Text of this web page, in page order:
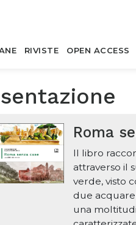
RIVISTE OPEN ACCESS
Roma
Il libro
attraverso il
verde, visto
due
una